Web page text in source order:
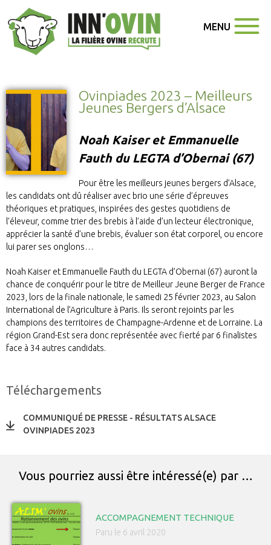
MENU
Ovinpiades 2023 – Meilleurs
Jeunes Bergers d’Alsace
Noah Kaiser et Emmanuelle
Fauth du LEGTA d’Obernai (67)
Pour être les meilleurs jeunes bergers d’Alsace,
les candidats ont dû réaliser avec brio une série d’épreuves
théoriques et pratiques, inspirées des gestes quotidiens de
l’éleveur, comme trier des brebis à l’aide d’un lecteur électronique,
apprécier la santé d’une brebis, évaluer son état corporel, ou encore
lui parer ses onglons…
Noah Kaiser et Emmanuelle Fauth du LEGTA d’Obernai (67) auront la
chance de conquérir pour le titre de Meilleur Jeune Berger de France
2023, lors de la finale nationale, le samedi 25 février 2023, au Salon
International de l’Agriculture à Paris. Ils seront rejoints par les
champions des territoires de Champagne-Ardenne et de Lorraine. La
région Grand-Est sera donc représentée avec fierté par 6 finalistes
face à 34 autres candidats.
Téléchargements
COMMUNIQUÉ DE PRESSE - RÉSULTATS ALSACE
OVINPIADES 2023
Vous pourriez aussi être intéressé(e) par …
ACCOMPAGNEMENT TECHNIQUE
Paru le 6 avril 2020